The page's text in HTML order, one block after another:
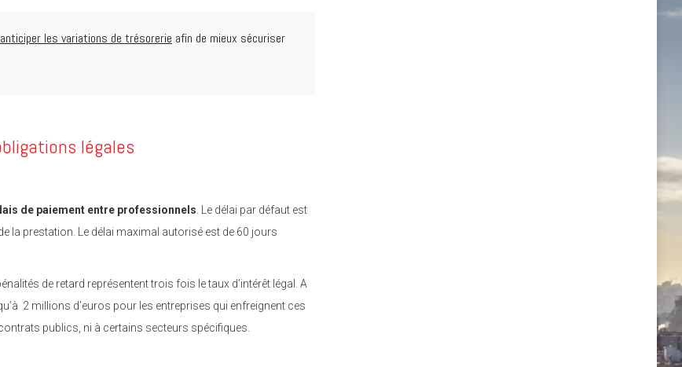
anticiper les variations de trésorerie afin de mieux sécuriser
légales
de paiement entre professionnels . Le délai par défaut est
la prestation. Le délai maximal autorisé est de 60 jours
de retard représentent trois fois le taux d’intérêt légal. A
2 millions d’euros pour les entreprises qui enfreignent ces
publics, ni à certains secteurs spécifiques.